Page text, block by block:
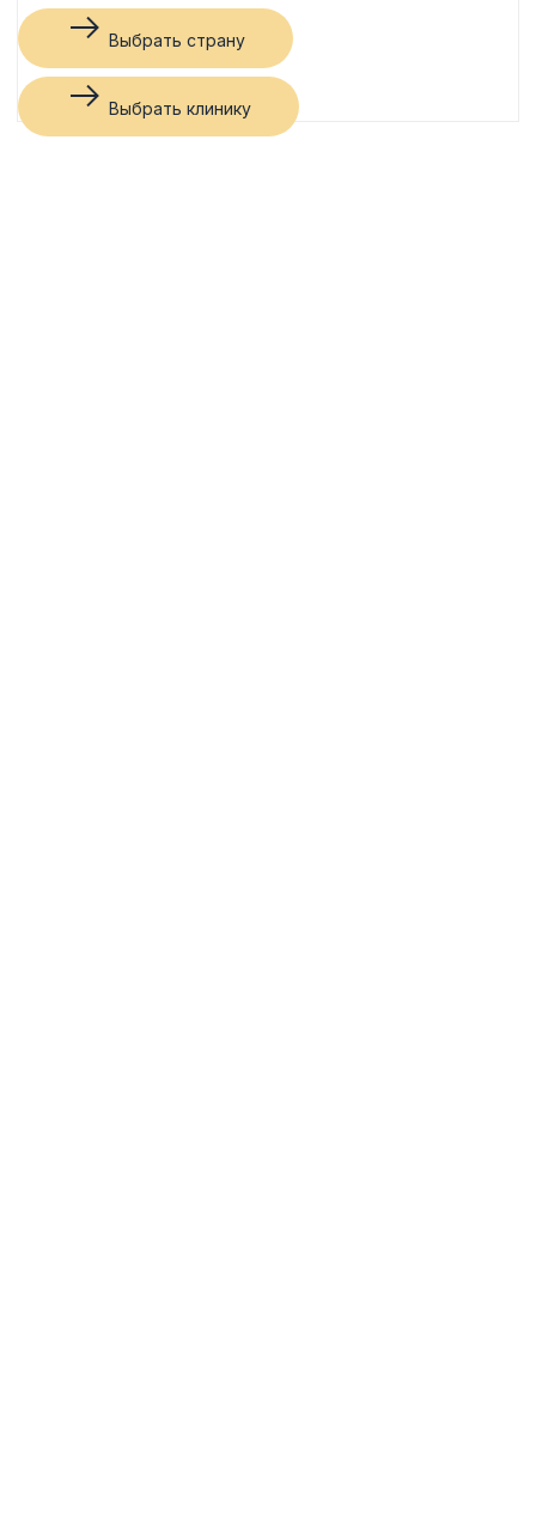
Выбрать страну
Выбрать клинику